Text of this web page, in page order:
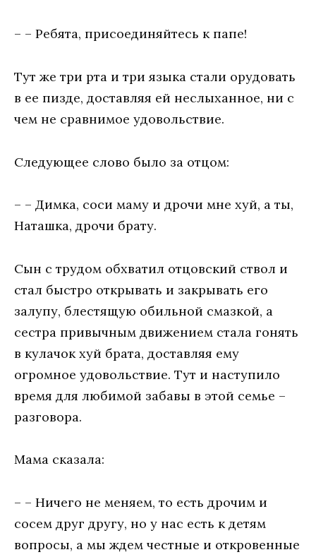
– – Ребята, присоединяйтесь к папе!
Тут же три рта и три языка стали орудовать
в ее пизде, доставляя ей неслыханное, ни с
чем не сравнимое удовольствие.
Следующее слово было за отцом:
– – Димка, соси маму и дрочи мне хуй, а ты,
Наташка, дрочи брату.
Сын с трудом обхватил отцовский ствол и
стал быстро открывать и закрывать его
залупу, блестящую обильной смазкой, а
сестра привычным движением стала гонять
в кулачок хуй брата, доставляя ему
огромное удовольствие. Тут и наступило
время для любимой забавы в этой семье –
разговора.
Мама сказала:
– – Ничего не меняем, то есть дрочим и
сосем друг другу, но у нас есть к детям
вопросы, а мы ждем честные и откровенные